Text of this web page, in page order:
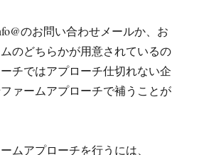
のお問い合わせメールか、お
のどちらかが用意されているの
チではアプローチ仕切れない企
ァームアプローチで補うことが
ムアプローチを行うには、